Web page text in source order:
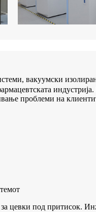
вакуумски
проблеми на
цевки под притисок.